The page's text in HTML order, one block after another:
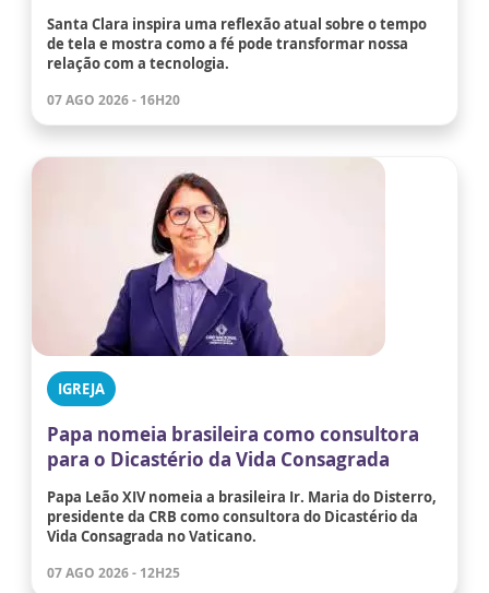
Santa Clara inspira uma reflexão atual sobre o tempo
de tela e mostra como a fé pode transformar nossa
relação com a tecnologia.
07 AGO 2026 - 16H20
IGREJA
Papa nomeia brasileira como consultora
para o Dicastério da Vida Consagrada
Papa Leão XIV nomeia a brasileira Ir. Maria do Disterro,
presidente da CRB como consultora do Dicastério da
Vida Consagrada no Vaticano.
07 AGO 2026 - 12H25